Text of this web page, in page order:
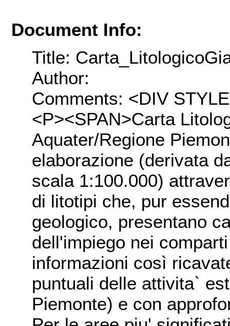
Document Info:
Title:
Author:
Comments: <DIV
<P><SPAN>Carta
Aquater/Regione
elaborazione (derivata
scala 1:100.000)
di litotipi che, pur
geologico, presentano
dell'impiego nei
informazioni così
puntuali delle attivita`
Piemonte) e con